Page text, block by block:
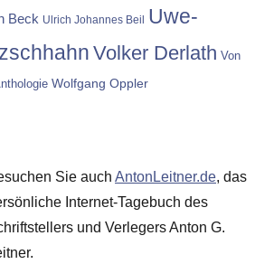
Beck Ulrich Johannes Beil
Uwe-
Volker Derlath Von
Wolfgang Oppler
Sie auch AntonLeitner.de, das
Internet-Tagebuch des
und Verlegers Anton G.